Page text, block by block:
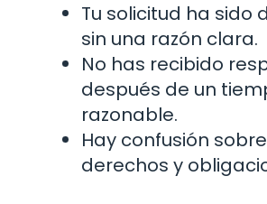
Tu solicitud ha sido
sin una razón clara.
No has recibido
después de un
razonable.
Hay confusión
derechos y